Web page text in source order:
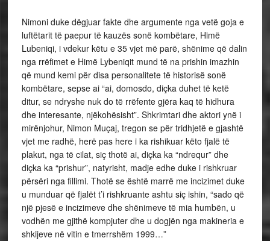
Nimoni duke dëgjuar fakte dhe argumente nga vetë goja e
luftëtarit të paepur të kauzës sonë kombëtare, Himë
Lubeniqi, i vdekur këtu e 35 vjet më parë, shënime që dalin
nga rrëfimet e Himë Lybeniqit mund të na prishin imazhin
që mund kemi për disa personalitete të historisë sonë
kombëtare, sepse ai “ai, domosdo, diçka duhet të ketë
ditur, se ndryshe nuk do të rrëfente gjëra kaq të hidhura
dhe interesante, njëkohësisht”. Shkrimtari dhe aktori ynë i
mirënjohur, Nimon Muçaj, tregon se për tridhjetë e gjashtë
vjet me radhë, herë pas here i ka rishikuar këto fjalë të
plakut, nga të cilat, siç thotë ai, diçka ka “ndrequr” dhe
diçka ka “prishur”, natyrisht, madje edhe duke i rishkruar
përsëri nga fillimi. Thotë se është marrë me incizimet duke
u munduar që fjalët t’i rishkruante ashtu siç ishin, “sado që
një pjesë e incizimeve dhe shënimeve të mia humbën, u
vodhën me gjithë kompjuter dhe u dogjën nga makineria e
shkijeve në vitin e tmerrshëm 1999…”